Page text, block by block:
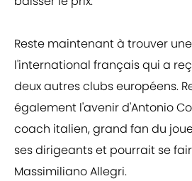
Reste maintenant à trouver
l'international français qui a
deux autres clubs européens.
également l'avenir d'Antonio
coach italien, grand fan du
ses dirigeants et pourrait se
Massimiliano Allegri.